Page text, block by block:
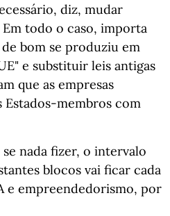
diz, mudar
todo o caso, importa
bom se produziu em
e substituir leis antigas
que as empresas
Estados-membros com
nada fizer, o intervalo
blocos vai ficar cada
e empreendedorismo, por